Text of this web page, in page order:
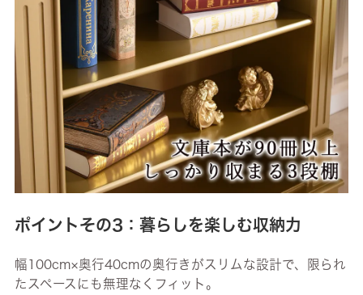
ポイントその3：暮らしを楽しむ収納力
幅100cm×奥行40cmの奥行きがスリムな設計で、限られ
たスペースにも無理なくフィット。